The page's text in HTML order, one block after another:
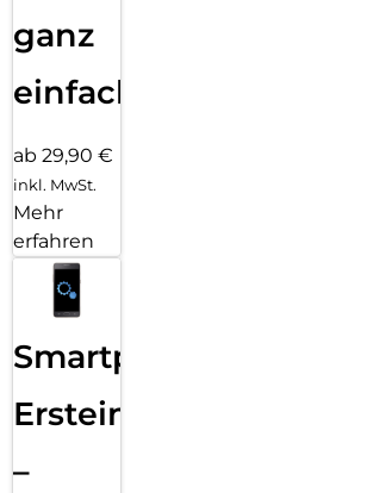
ganz
einfach
ab 29,90 €
inkl. MwSt.
Mehr
erfahren
Smartphone
Ersteinrichtung
–